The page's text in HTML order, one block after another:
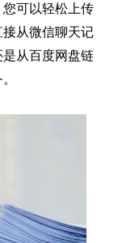
可以轻松上传
从微信聊天记
从百度网盘链